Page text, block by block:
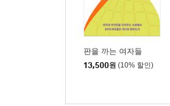
판을 까는 여자들
13,500원 (10% 할인)